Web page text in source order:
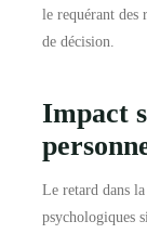
le requérant des
de décision.
Impact
Le retard dans
psychologiques